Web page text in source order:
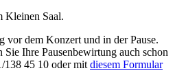
Kleinen Saal.
vor dem Konzert und in der Pause.
Ihre Pausenbewirtung auch schon
138 45 10 oder mit diesem Formular